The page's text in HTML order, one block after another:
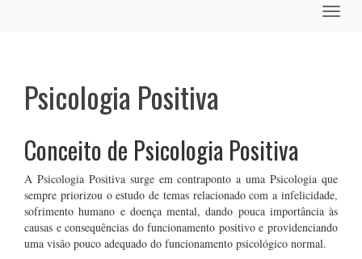
Toggle
Psicologia Positiva
Conceito de Psicologia Positiva
A Psicologia Positiva surge em contraponto a uma Psicologia que
sempre priorizou o estudo de temas relacionado com a infelicidade,
sofrimento humano e doença mental, dando pouca importância às
causas e consequências do funcionamento positivo e providenciando
uma visão pouco adequado do funcionamento psicológico normal.